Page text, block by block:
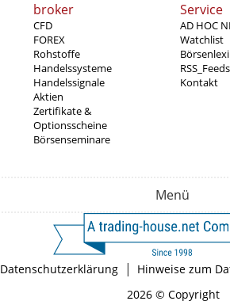
broker
CFD
FOREX
Rohstoffe
Handelssysteme
Handelssignale
Aktien
Zertifikate &
Optionsscheine
Börsenseminare
Service
AD HOC
Watchlist
RSS_Feeds
Kontakt
Menü
Datenschutzerklärung | Hinweise zum
2026 © Copyright